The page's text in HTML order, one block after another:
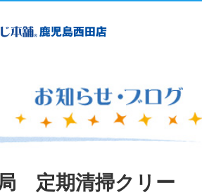
定期清掃クリー